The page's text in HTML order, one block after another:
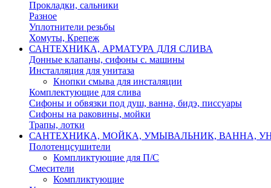
Прокладки, сальники
Разное
Уплотнители резьбы
Хомуты, Крепеж
САНТЕХНИКА, АРМАТУРА ДЛЯ СЛИВА
Донные клапаны, сифоны с. машины
Инсталляция для унитаза
Кнопки смыва для инсталяции
Комплектующие для слива
Сифоны и обвязки под душ, ванна, бидэ, писсуары
Сифоны на раковины, мойки
Трапы, лотки
САНТЕХНИКА, МОЙКА, УМЫВАЛЬНИК, ВАННА,
Полотенцсушители
Компликтующие для П/С
Смесители
Компликтующие